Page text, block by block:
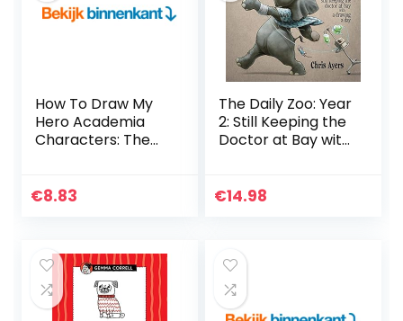
How To Draw My
Hero Academia
Characters: The
Cute My Hero
€8.83
The Daily Zoo: Year
2: Still Keeping the
Doctor at Bay with
€14.98